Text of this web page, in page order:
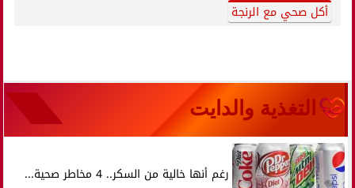
أكل صحي مع الرنجة
التغذية والدايت
رغم أنها خالية من السكر.. 4 مخاطر صحية...